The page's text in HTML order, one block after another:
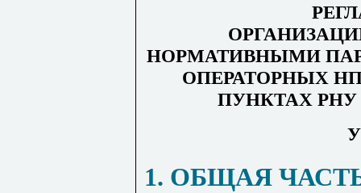
НОРМАТИВНЫМИ
ОПЕРАТОРНЫХ
ПУНКТАХ
1. ОБЩАЯ